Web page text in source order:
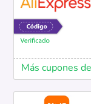
Más cupones